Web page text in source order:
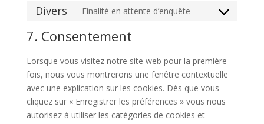
themes)
wordpress
Divers Finalité en attente d’enquête
Consent
divers
7. Consentement
Lorsque vous visitez notre site web pour la première
fois, nous vous montrerons une fenêtre contextuelle
avec une explication sur les cookies. Dès que vous
cliquez sur « Enregistrer les préférences » vous nous
autorisez à utiliser les catégories de cookies et